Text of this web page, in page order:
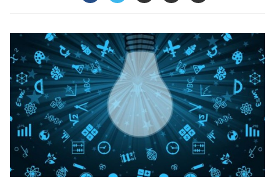
Facebook
TwitterLinkedInVerzenden
Printen